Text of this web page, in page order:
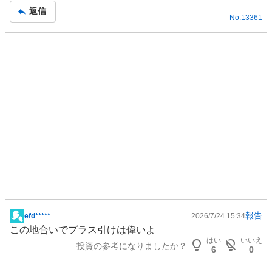
事
返信
No. 13361
掲
示
efd***** 2026/7/24 15:34報告
この地合いでプラス引けは偉いよ
投資の参考になりましたか？
はい
6
いいえ
0